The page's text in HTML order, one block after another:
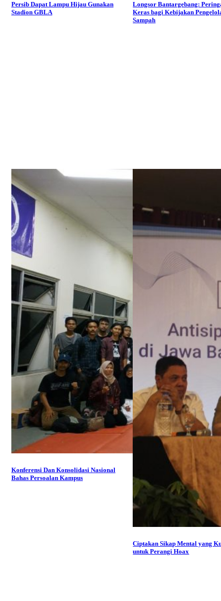
Persib Dapat Lampu Hijau Gunakan
Stadion GBLA
Longsor Bantargebang:
Keras bagi Kebijakan
Sampah
Konferensi Dan Konsolidasi Nasional
Bahas Persoalan Kampus
Ciptakan Sikap Mental yang
untuk Perangi Hoax